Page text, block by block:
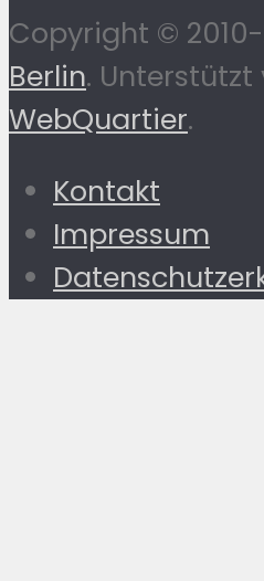
Copyright ©
Berlin. Unterstützt
WebQuartier.
Kontakt
Impressum